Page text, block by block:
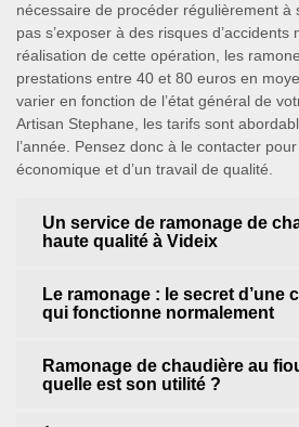
nécessaire de procéder régulièrement à
pas s’exposer à des risques d’accidents
réalisation de cette opération, les
prestations entre 40 et 80 euros en
varier en fonction de l’état général de
Artisan Stephane, les tarifs sont
l’année. Pensez donc à le contacter
économique et d’un travail de qualité.
Un service de ramonage de
haute qualité à Videix
Le ramonage : le secret d’une
qui fonctionne normalement
Ramonage de chaudière au
quelle est son utilité ?